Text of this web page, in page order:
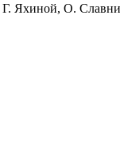
Г. Яхиной, О.